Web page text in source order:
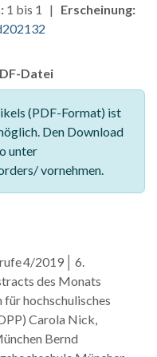
1 bis 1 | Erscheinung:
Datei
(PDF-Format) ist
Den Download
unter
vornehmen.
4/2019 │ 6.
des Monats
hochschulisches
Carola Nick,
Bernd